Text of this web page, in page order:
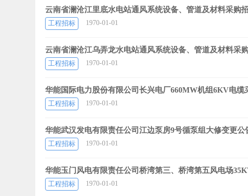
云南省澜沧江里底水电站通风系统设备、管道及材料采购
工程招标 1970-01-01
云南省澜沧江乌弄龙水电站通风系统设备、管道及材料采
工程招标 1970-01-01
华能国际电力股份有限公司长兴电厂660MW机组6KV电缆
工程招标 1970-01-01
华能武汉发电有限责任公司江边泵房9号循泵组大修变更公
工程招标 1970-01-01
华能玉门风电有限责任公司桥湾第三、桥湾第五风电场
工程招标 1970-01-01